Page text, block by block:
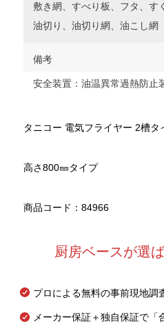
敷き網、すべり板、フタ、す
油切り、油切り網、油こし網
備考
安全装置：油温異常過熱防止
タニコー 電気フライヤー 2槽タ
高さ800㎜タイプ
商品コード：84966
厨房ベースが選
プロによる無料の事前現地調
メーカー保証＋独自保証で「